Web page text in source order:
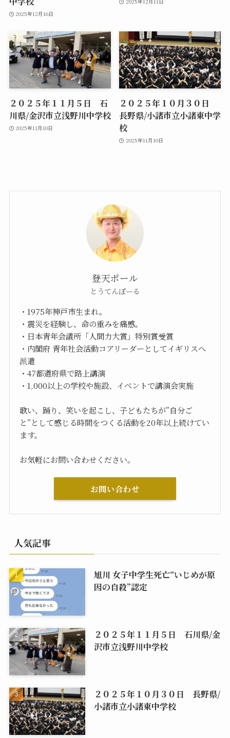
2025年12月16日
２０２５年１１月５日 石
川県/金沢市立浅野川中学校
2025年11月10日
２０２５年１０月３０日
長野県/小諸市立小諸東中学
校
2025年11月10日
登天ポール
とうてんぽーる
・1975年神戸市生まれ。
・震災を経験し、命の重みを痛感。
・日本青年会議所「人間力大賞」特別賞受賞
・内閣府 青年社会活動コアリーダーとしてイギリスへ
派遣
・47都道府県で路上講演
・1,000以上の学校や施設、イベントで講演会実施
歌い、踊り、笑いを起こし、子どもたちが”自分ご
と”として感じる時間をつくる活動を20年以上続けてい
ます。
お気軽にお問い合わせください。
お問い合わせ
人気記事
旭川 女子中学生死亡“いじめが原
因の自殺”認定
２０２５年１１月５日 石川県/金
沢市立浅野川中学校
２０２５年１０月３０日 長野県/
小諸市立小諸東中学校